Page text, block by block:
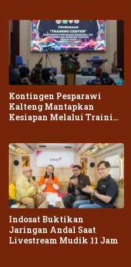
Kontingen Pesparawi
Kalteng Mantapkan
Kesiapan Melalui Training
Indosat Buktikan
Jaringan Andal Saat
Livestream Mudik 11 Jam